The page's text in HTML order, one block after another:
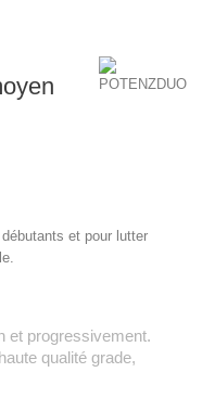
et pour lutter
et progressivement.
qualité grade,